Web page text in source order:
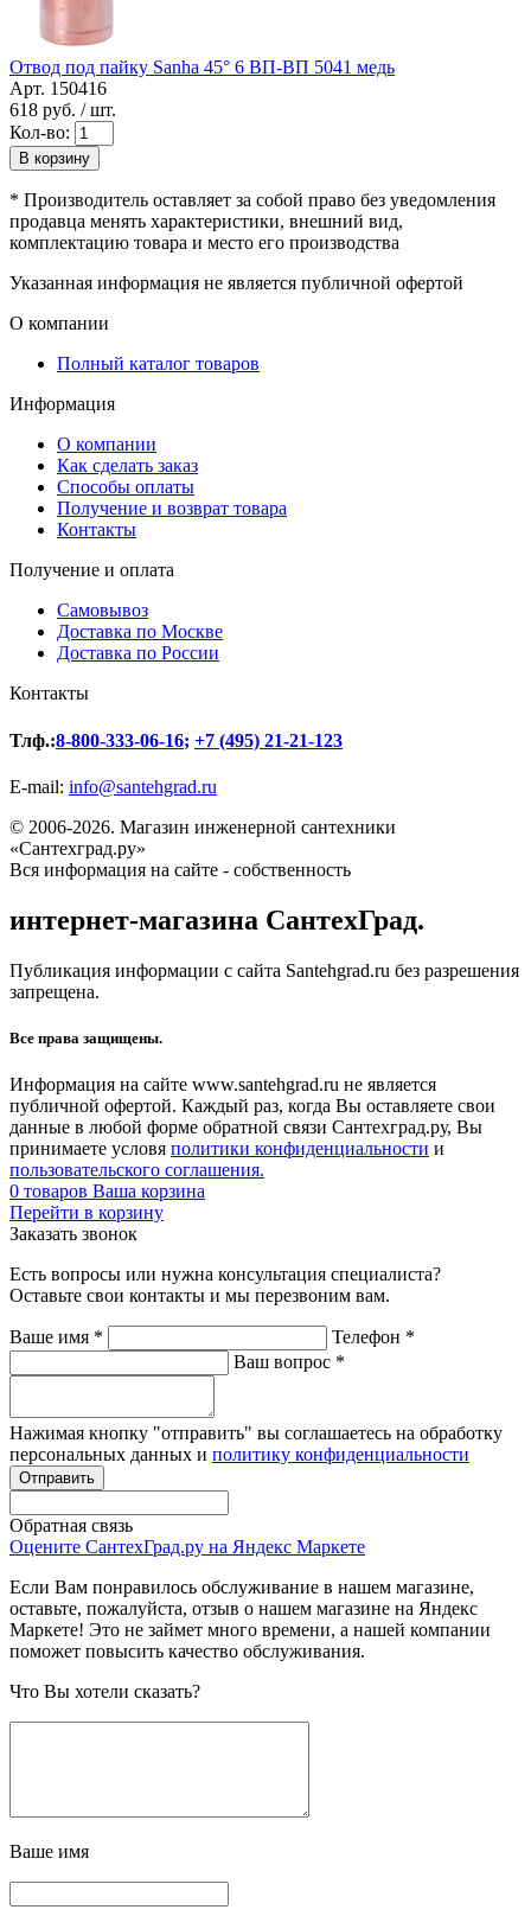
Отвод под пайку Sanha 45° 6 ВП-ВП 5041 медь
Арт. 150416
618 руб. / шт.
Кол-во:
В корзину
* Производитель оставляет за собой право без уведомления
продавца менять характеристики, внешний вид,
комплектацию товара и место его производства
Указанная информация не является публичной офертой
О компании
Полный каталог товаров
Информация
О компании
Как сделать заказ
Способы оплаты
Получение и возврат товара
Контакты
Получение и оплата
Самовывоз
Доставка по Москве
Доставка по России
Контакты
Тлф.:8-800-333-06-16; +7 (495) 21-21-123
E-mail: info@santehgrad.ru
© 2006-2026. Магазин инженерной сантехники
«Сантехград.ру»
Вся информация на сайте - собственность
интернет-магазина СантехГрад.
Публикация информации с сайта Santehgrad.ru без разрешения
запрещена.
Все права защищены.
Информация на сайте www.santehgrad.ru не является
публичной офертой. Каждый раз, когда Вы оставляете свои
данные в любой форме обратной связи Сантехград.ру, Вы
принимаете условя политики конфиденциальности и
пользовательского соглашения.
0 товаров Ваша корзина
Перейти в корзину
Заказать звонок
Есть вопросы или нужна консультация специалиста?
Оставьте свои контакты и мы перезвоним вам.
Ваше имя * Телефон *
Ваш вопрос *
Нажимая кнопку "отправить" вы соглашаетесь на обработку
персональных данных и политику конфиденциальности
Обратная связь
Оцените СантехГрад.ру на Яндекс Маркете
Если Вам понравилось обслуживание в нашем магазине,
оставьте, пожалуйста, отзыв о нашем магазине на Яндекс
Маркете! Это не займет много времени, а нашей компании
поможет повысить качество обслуживания.
Что Вы хотели сказать?
Ваше имя